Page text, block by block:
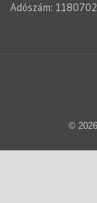
Adószám:
©